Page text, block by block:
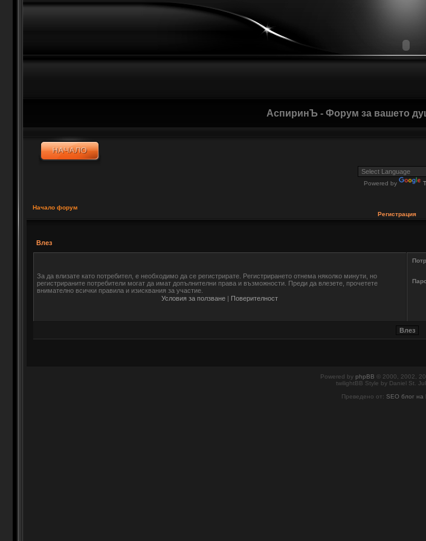
АспиринЪ - Форум за вашето
Powered by
Начало форум
Регистрация
Влез
За да влизате като потребител, е необходимо да се регистрирате. Регистрирането отнема няколко минути, но
регистрираните потребители могат да имат допълнителни права и възможности. Преди да влезете, прочетете
внимателно всички правила и изисквания за участие.
Условия за ползване | Поверителност
Powered by phpBB © 2000, 2002,
twilightBB Style by Daniel St.
Преведено от: SEO блог